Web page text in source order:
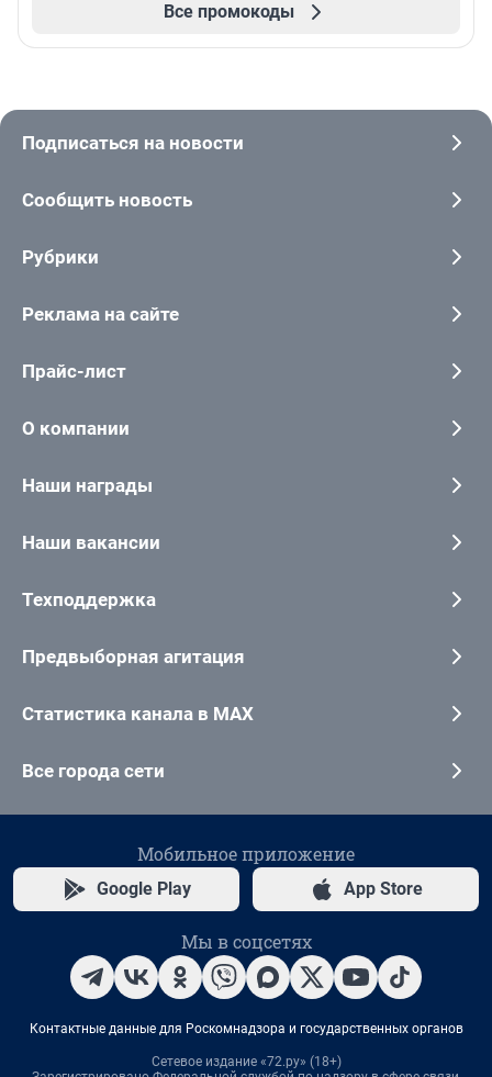
Все промокоды
Подписаться на новости
Сообщить новость
Рубрики
Реклама на сайте
Прайс-лист
О компании
Наши награды
Наши вакансии
Техподдержка
Предвыборная агитация
Статистика канала в MAX
Все города сети
Мобильное приложение
Google Play App Store
Мы в соцсетях
Контактные данные для Роскомнадзора и государственных органов
Сетевое издание «72.ру» (18+)